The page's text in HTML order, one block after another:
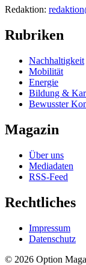
Redaktion:
Rubriken
Nachhaltigkeit
Mobilität
Energie
Bildung &
Bewusster
Magazin
Über uns
Mediadaten
RSS-Feed
Rechtliches
Impressum
Datenschutz
© 2026 Option